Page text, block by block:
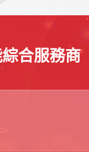
合服務商